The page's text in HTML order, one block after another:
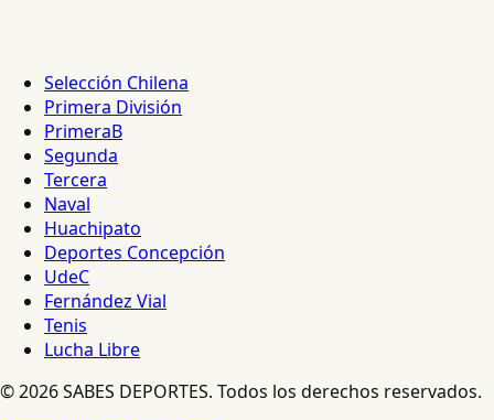
Selección Chilena
Primera División
PrimeraB
Segunda
Tercera
Naval
Huachipato
Deportes Concepción
UdeC
Fernández Vial
Tenis
Lucha Libre
© 2026 SABES DEPORTES. Todos los derechos reservados.